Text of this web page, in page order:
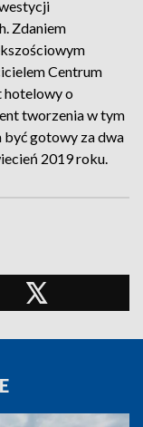
Zdaniem
Centrum
o
tworzenia w tym
być gotowy za dwa
2019 roku.